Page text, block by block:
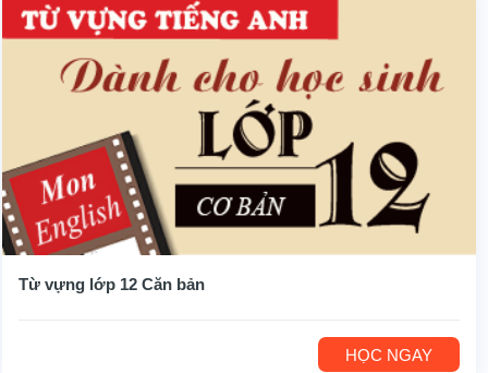
Từ vựng lớp 12 Căn bản
HỌC NGAY